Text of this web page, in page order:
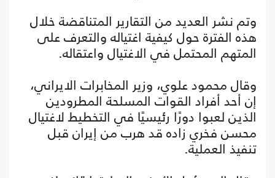
وتم نشر العديد من التقارير المتناقضة خلال
هذه الفترة حول كيفية اغتياله والتعرف على
المتهم المحتمل في الاغتيال واعتقاله.
وقال محمود علوي، وزير المخابرات الايراني،
إن أحد أفراد القوات المسلحة المطرودين
الذين لعبوا دورًا رئيسيًا في التخطيط لاغتيال
محسن فخري زاده قد هرب من إيران قبل
تنفيذ العملية.